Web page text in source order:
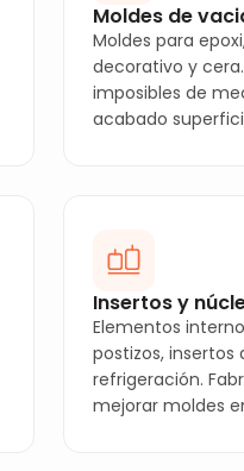
Moldes de
Moldes para
decorativo y
imposibles de
acabado
Insertos y
Elementos
postizos,
refrigeración.
mejorar moldes